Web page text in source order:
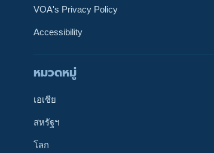
ติดตามเรา
VOA's Privacy Policy
Accessibility
หมวดหมู่
เอเชีย
สหรัฐฯ
โลก